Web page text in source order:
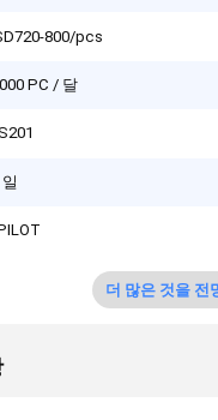
800/pcs
PC / 달
더 많은 것을 전